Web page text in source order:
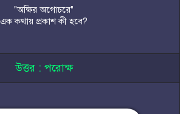
"অক্ষির অগোচরে"
এক কথায় প্রকাশ কী হবে?
উত্তর : পরোক্ষ